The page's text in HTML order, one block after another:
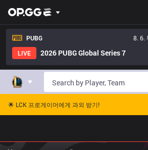
PUBG
8. 6.
LIVE
2026 PUBG Global Series 7
🌟 LCK 프로게이머에게 과외 받기!